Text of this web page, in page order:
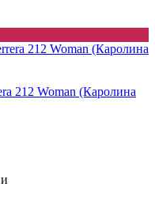
212 Woman (Каролина